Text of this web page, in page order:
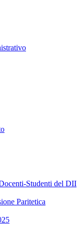
Studenti del DII
Paritetica